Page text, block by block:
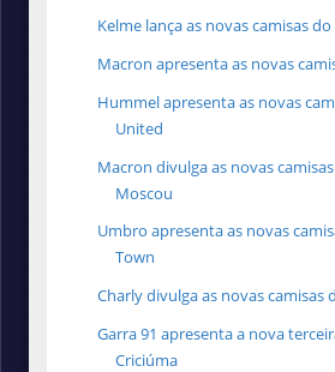
Kelme lança as novas camisas
Macron apresenta as novas
Hummel apresenta as novas
United
Macron divulga as novas
Moscou
Umbro apresenta as novas
Town
Charly divulga as novas camisas
Garra 91 apresenta a nova
Criciúma